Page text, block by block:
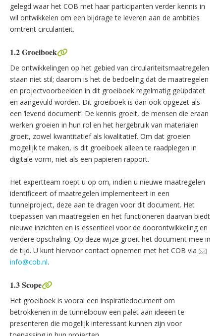
gelegd waar het COB met haar participanten verder kennis in
wil ontwikkelen om een bijdrage te leveren aan de ambities
omtrent circulariteit.
1.2 Groeiboek
De ontwikkelingen op het gebied van circulariteitsmaatregelen
staan niet stil; daarom is het de bedoeling dat de maatregelen
en projectvoorbeelden in dit groeiboek regelmatig geüpdatet
en aangevuld worden. Dit groeiboek is dan ook opgezet als
een ‘levend document’. De kennis groeit, de mensen die eraan
werken groeien in hun rol en het hergebruik van materialen
groeit, zowel kwantitatief als kwalitatief. Om dat groeien
mogelijk te maken, is dit groeiboek alleen te raadplegen in
digitale vorm, niet als een papieren rapport.
Het expertteam roept u op om, indien u nieuwe maatregelen
identificeert of maatregelen implementeert in een
tunnelproject, deze aan te dragen voor dit document. Het
toepassen van maatregelen en het functioneren daarvan biedt
nieuwe inzichten en is essentieel voor de doorontwikkeling en
verdere opschaling. Op deze wijze groeit het document mee in
de tijd. U kunt hiervoor contact opnemen met het COB via
info@cob.nl.
1.3 Scope
Het groeiboek is vooral een inspiratiedocument om
betrokkenen in de tunnelbouw een palet aan ideeën te
presenteren die mogelijk interessant kunnen zijn voor